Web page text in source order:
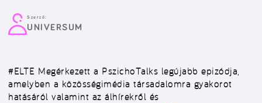
Szerző:
UNIVERSUM
#ELTE Megérkezett a PszichoTalks legújabb epizódja,
amelyben a közösségimédia társadalomra gyakorot
hatásáról valamint az álhírekről és